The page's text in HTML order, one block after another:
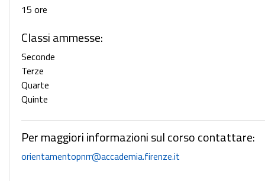
15 ore
Classi ammesse:
Seconde
Terze
Quarte
Quinte
Per maggiori informazioni sul corso contattare:
orientamentopnrr@accademia.firenze.it